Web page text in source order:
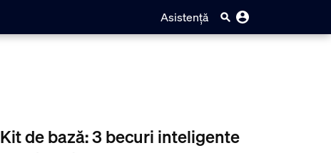
Asistență
Kit de bază: 3 becuri inteligente